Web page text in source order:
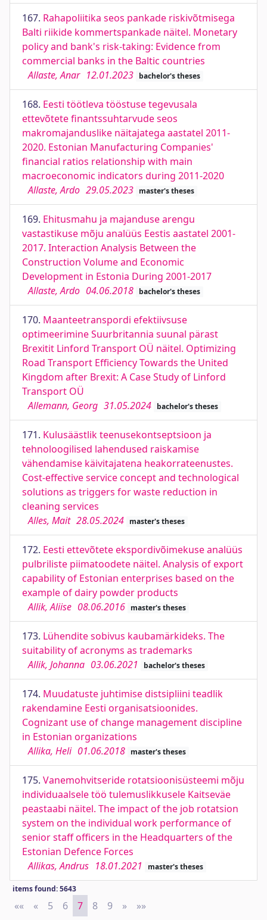
167. Rahapoliitika seos pankade riskivõtmisega
Balti riikide kommertspankade näitel. Monetary
policy and bank's risk-taking: Evidence from
commercial banks in the Baltic countries
Allaste, Anar 12.01.2023 bachelor's theses
168. Eesti töötleva tööstuse tegevusala
ettevõtete finantssuhtarvude seos
makromajanduslike näitajatega aastatel 2011-
2020. Estonian Manufacturing Companies'
financial ratios relationship with main
macroeconomic indicators during 2011-2020
Allaste, Ardo 29.05.2023 master's theses
169. Ehitusmahu ja majanduse arengu
vastastikuse mõju analüüs Eestis aastatel 2001-
2017. Interaction Analysis Between the
Construction Volume and Economic
Development in Estonia During 2001-2017
Allaste, Ardo 04.06.2018 bachelor's theses
170. Maanteetranspordi efektiivsuse
optimeerimine Suurbritannia suunal pärast
Brexitit Linford Transport OÜ näitel. Optimizing
Road Transport Efficiency Towards the United
Kingdom after Brexit: A Case Study of Linford
Transport OÜ
Allemann, Georg 31.05.2024 bachelor's theses
171. Kulusäästlik teenusekontseptsioon ja
tehnoloogilised lahendused raiskamise
vähendamise käivitajatena heakorrateenustes.
Cost-effective service concept and technological
solutions as triggers for waste reduction in
cleaning services
Alles, Mait 28.05.2024 master's theses
172. Eesti ettevõtete ekspordivõimekuse analüüs
pulbriliste piimatoodete näitel. Analysis of export
capability of Estonian enterprises based on the
example of dairy powder products
Allik, Aliise 08.06.2016 master's theses
173. Lühendite sobivus kaubamärkideks. The
suitability of acronyms as trademarks
Allik, Johanna 03.06.2021 bachelor's theses
174. Muudatuste juhtimise distsipliini teadlik
rakendamine Eesti organisatsioonides.
Cognizant use of change management discipline
in Estonian organizations
Allika, Heli 01.06.2018 master's theses
175. Vanemohvitseride rotatsioonisüsteemi mõju
individuaalsele töö tulemuslikkusele Kaitseväe
peastaabi näitel. The impact of the job rotatsion
system on the individual work performance of
senior staff officers in the Headquarters of the
Estonian Defence Forces
Allikas, Andrus 18.01.2021 master's theses
items found: 5643
«« First
« Previous
5 6 7 8 9 » Next
»»